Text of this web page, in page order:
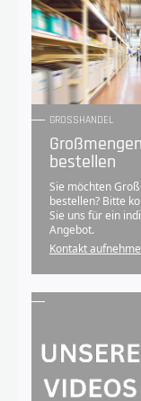
GROSSHANDEL
Großmengen
bestellen
Sie möchten
bestellen? Bitte
Sie uns für ein
Angebot.
Kontakt